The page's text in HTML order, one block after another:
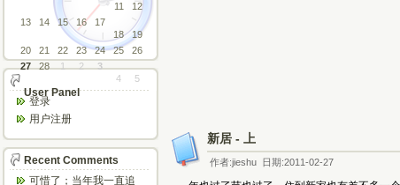
新居 - 上
作者:jieshu 日期:2011-02-27
11
12
13
14 15 16
17
18
19
20
21 22 23 24 25
26
27
28 1 2
3
4
5
User Panel
登录
用户注册
Recent Comments
可惜了；当年我一直追